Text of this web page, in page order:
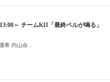
～ チームKII「最終ベルが鳴る」
希 内山命...